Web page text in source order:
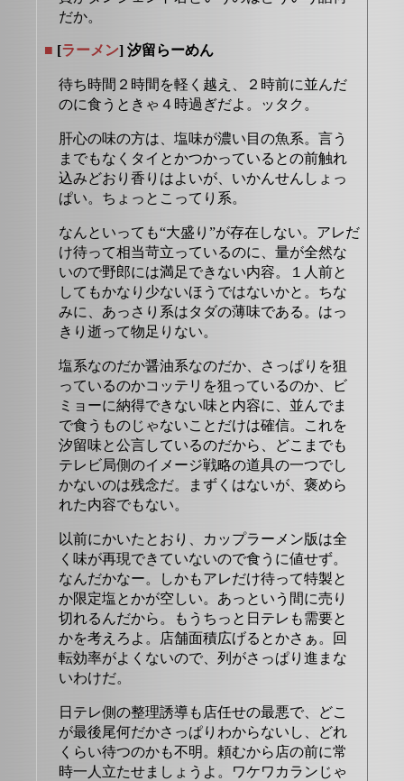
だか。
■ [ラーメン] 汐留らーめん
待ち時間２時間を軽く越え、２時前に並んだ
のに食うときゃ４時過ぎだよ。ッタク。
肝心の味の方は、塩味が濃い目の魚系。言う
までもなくタイとかつかっているとの前触れ
込みどおり香りはよいが、いかんせんしょっ
ぱい。ちょっとこってり系。
なんといっても“大盛り”が存在しない。アレだ
け待って相当苛立っているのに、量が全然な
いので野郎には満足できない内容。１人前と
してもかなり少ないほうではないかと。ちな
みに、あっさり系はタダの薄味である。はっ
きり逝って物足りない。
塩系なのだか醤油系なのだか、さっぱりを狙
っているのかコッテリを狙っているのか、ビ
ミョーに納得できない味と内容に、並んでま
で食うものじゃないことだけは確信。これを
汐留味と公言しているのだから、どこまでも
テレビ局側のイメージ戦略の道具の一つでし
かないのは残念だ。まずくはないが、褒めら
れた内容でもない。
以前にかいたとおり、カップラーメン版は全
く味が再現できていないので食うに値せず。
なんだかなー。しかもアレだけ待って特製と
か限定塩とかが空しい。あっという間に売り
切れるんだから。もうちっと日テレも需要と
かを考えろよ。店舗面積広げるとかさぁ。回
転効率がよくないので、列がさっぱり進まな
いわけだ。
日テレ側の整理誘導も店任せの最悪で、どこ
が最後尾何だかさっぱりわからないし、どれ
くらい待つのかも不明。頼むから店の前に常
時一人立たせましょうよ。ワケワカランじゃ